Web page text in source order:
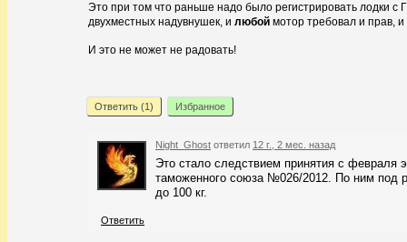
Это при том что раньше надо было регистрировать
двухместных надувнушек, и любой мотор требовал и прав, и
И это не может не радовать!
Ответить (1 ) Избранное
Night_Ghost ответил 12 г., 2 мес. назад
Это стало следствием принятия с февраля
таможенного союза №026/2012. По ним под
до 100 кг.
Ответить